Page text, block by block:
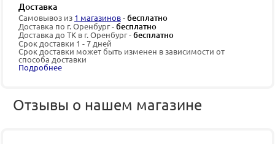
Доставка
Самовывоз из 1 магазинов-бесплатно
Доставка по г. Оренбург -бесплатно
Доставка до ТК в г. Оренбург -бесплатно
Срок доставки 1 - 7 дней
Срок доставки может быть изменен в зависимости от
способа доставки
Подробнее
Отзывы о нашем магазине